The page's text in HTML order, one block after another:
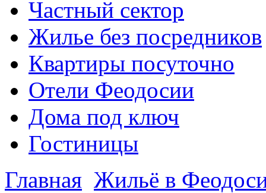
Частный сектор
Жилье без посредников
Квартиры посуточно
Отели Феодосии
Дома под ключ
Гостиницы
Главная Жильё в